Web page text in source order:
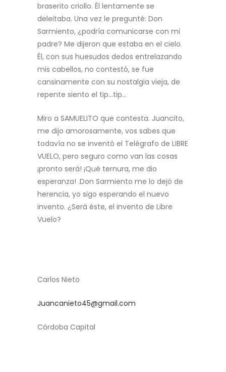
braserito criollo. Él lentamente se
deleitaba. Una vez le pregunté: Don
Sarmiento, ¿podría comunicarse con mi
padre? Me dijeron que estaba en el cielo.
Él, con sus huesudos dedos entrelazando
mis cabellos, no contestó, se fue
cansinamente con su nostalgia vieja, de
repente siento el tip…tip…
Miro a SAMUELITO que contesta. Juancito,
me dijo amorosamente, vos sabes que
todavía no se inventó el Telégrafo de LIBRE
VUELO, pero seguro como van las cosas
¡pronto será! ¡Qué ternura, me dio
esperanza! .Don Sarmiento me lo dejó de
herencia, yo sigo esperando el nuevo
invento. ¿Será éste, el invento de Libre
Vuelo?
Carlos Nieto
Juancanieto45@gmail.com
Córdoba Capital